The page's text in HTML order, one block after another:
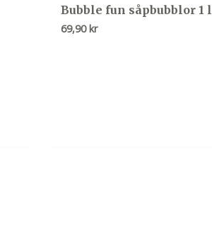
Bubble fun såpbubblor 1 l
69,90 kr